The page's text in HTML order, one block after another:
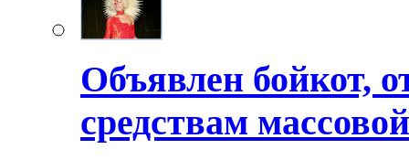
Объявлен бойкот,
средствам